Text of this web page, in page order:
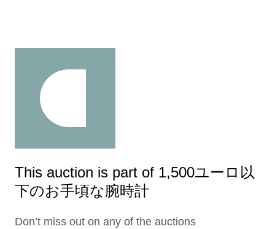
This auction is part of 1,500ユーロ以
下のお手頃な腕時計
Don’t miss out on any of the auctions